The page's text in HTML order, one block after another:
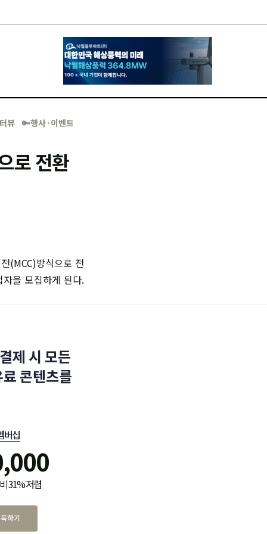
뷰 🔑행사·이벤트
로 전환
(MCC)방식으로 전
을 모집하게 된다.
제 시 모든
콘텐츠를
버십
31% 저렴
하기